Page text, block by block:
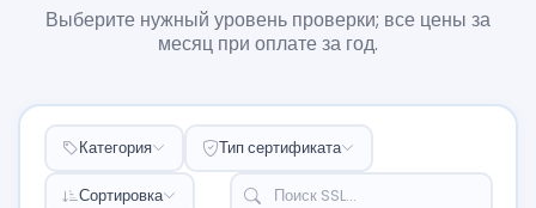
Выберите нужный уровень проверки; все цены за
месяц при оплате за год.
Категория Тип сертификата
Сортировка